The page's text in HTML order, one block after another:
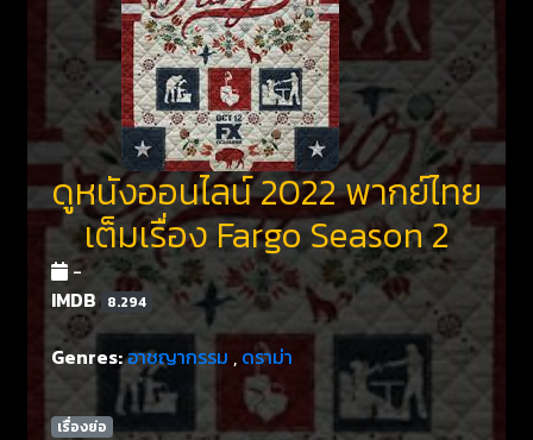
ดูหนังออนไลน์ 2022 พากย์ไทย
เต็มเรื่อง Fargo Season 2
-
IMDB
8.294
Genres:อาชญากรรม , ดราม่า
เรื่องย่อ